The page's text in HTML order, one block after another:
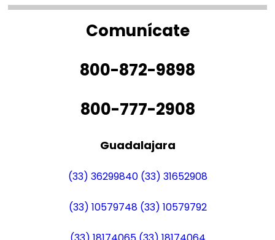
Comunícate
800-872-9898
800-777-2908
Guadalajara
(33) 36299840 (33) 31652908
(33) 10579748 (33) 10579792